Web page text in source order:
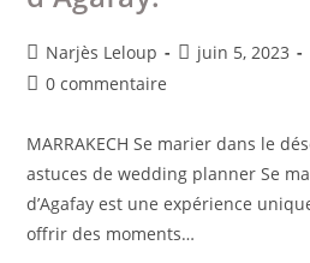
Narjès Leloup juin 5, 2023
0 commentaire
MARRAKECH Se marier dans le
astuces de wedding planner Se
d’Agafay est une expérience
offrir des moments…